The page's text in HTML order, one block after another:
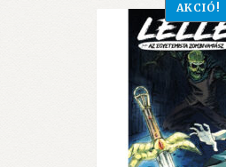
AKCIÓ!